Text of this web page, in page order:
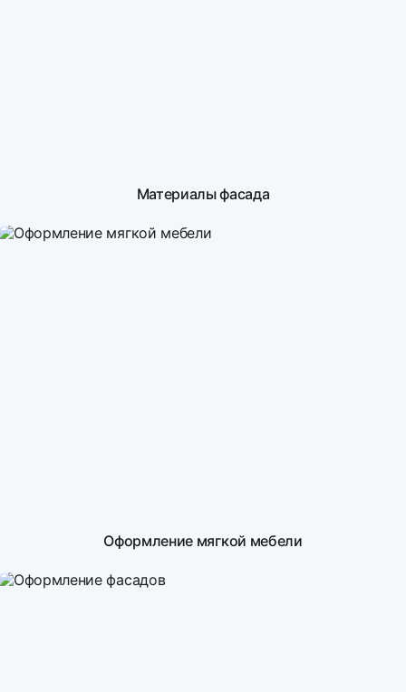
Материалы фасада
Оформление мягкой мебели